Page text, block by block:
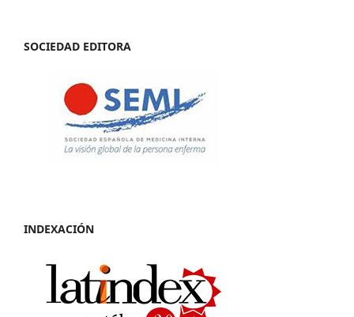
SOCIEDAD EDITORA
INDEXACIÓN